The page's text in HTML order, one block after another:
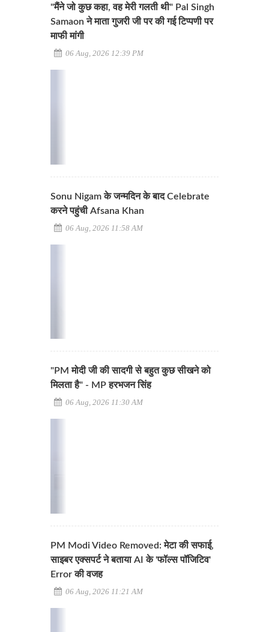
"मैंने जो कुछ कहा, वह मेरी गलती थी" Pal Singh
Samaon ने माता गुजरी जी पर की गई टिप्पणी पर
माफी मांगी
06 Aug, 2026 12:39 PM
Sonu Nigam के जन्मदिन के बाद Celebrate
करने पहुंची Afsana Khan
06 Aug, 2026 11:58 AM
"PM मोदी जी की सादगी से बहुत कुछ सीखने को
मिलता है" - MP हरभजन सिंह
06 Aug, 2026 11:30 AM
PM Modi Video Removed: मेटा की सफाई,
साइबर एक्सपर्ट ने बताया AI के 'फॉल्स पॉजिटिव'
Error की वजह
06 Aug, 2026 11:21 AM